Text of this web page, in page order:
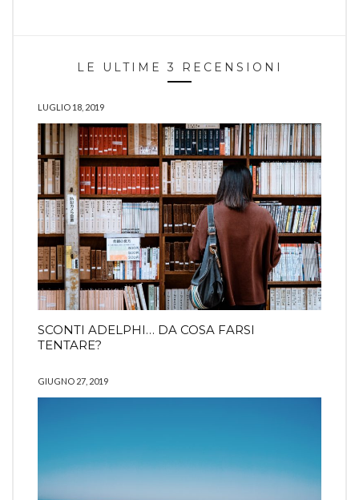
LE ULTIME 3 RECENSIONI
LUGLIO 18, 2019
SCONTI ADELPHI… DA COSA FARSI
TENTARE?
GIUGNO 27, 2019